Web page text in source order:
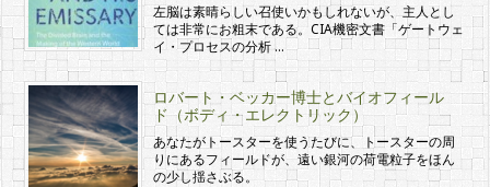
左脳は素晴らしい召使いかもしれないが、主人とし
ては非常にお粗末である。CIA機密文書「ゲートウェ
イ・プロセスの分析 …
ロバート・ベッカー博士とバイオフィール
ド（ボディ・エレクトリック）
あなたがトースターを使うたびに、トースターの周
りにあるフィールドが、遠い銀河の荷電粒子をほん
の少し揺さぶる。